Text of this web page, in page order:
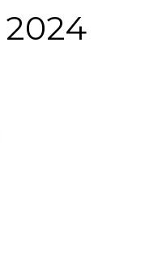
2024